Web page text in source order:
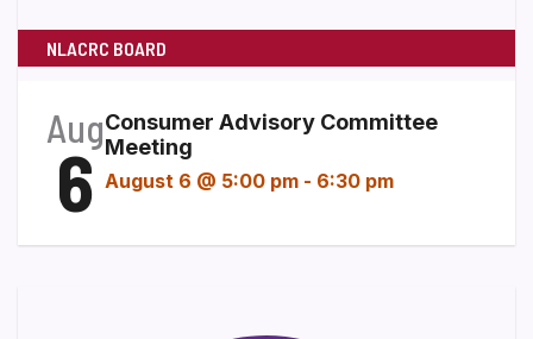
NLACRC BOARD
Aug
6
Consumer Advisory Committee
Meeting
August 6 @ 5:00 pm - 6:30 pm